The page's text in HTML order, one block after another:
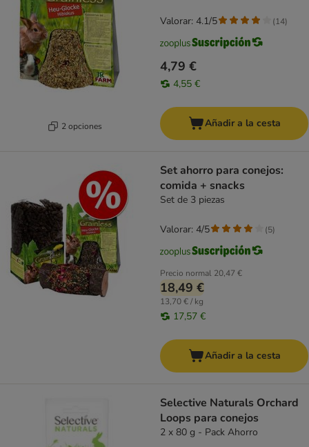
2 opciones
4,79 €
4,55 €
Valorar: 4.1/5 (14)
Añadir a la cesta
Set ahorro para conejos:
comida + snacks
Set de 3 piezas
Precio normal 20,47 €
18,49 €
13,70 € / kg
17,57 €
Valorar: 4/5 (5)
Añadir a la cesta
Selective Naturals Orchard
Loops para conejos
2 x 80 g - Pack Ahorro